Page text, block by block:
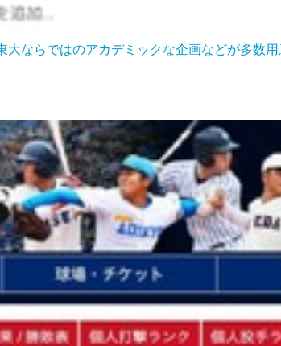
ならではのアカデミックな企画などが多数